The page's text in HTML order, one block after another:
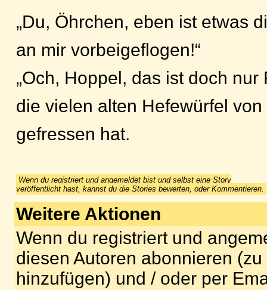
„Du, Öhrchen, eben ist etwas
an mir vorbeigeflogen!“
„Och, Hoppel, das ist doch
die vielen alten Hefewürfel
gefressen hat.
Wenn du registriert und angemeldet bist und selbst eine Story
veröffentlicht hast, kannst du die Stories bewerten, oder Kommentieren.
Weitere Aktionen
Wenn du registriert und
diesen Autoren abonnieren
hinzufügen) und / oder per